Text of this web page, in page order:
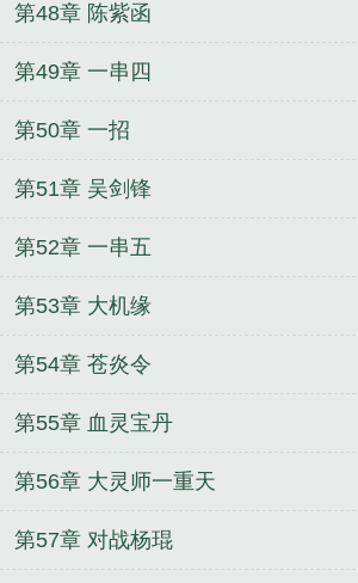
第48章 陈紫函
第49章 一串四
第50章 一招
第51章 吴剑锋
第52章 一串五
第53章 大机缘
第54章 苍炎令
第55章 血灵宝丹
第56章 大灵师一重天
第57章 对战杨琨